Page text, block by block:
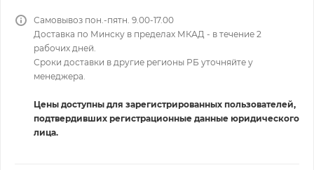
Самовывоз пон.-пятн. 9.00-17.00
Доставка по Минску в пределах МКАД - в течение 2
рабочих дней.
Сроки доставки в другие регионы РБ уточняйте у
менеджера.
Цены доступны для зарегистрированных пользователей,
подтвердивших регистрационные данные юридического
лица.